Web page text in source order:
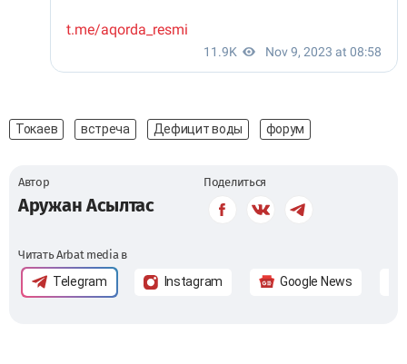
Токаев встреча Дефицит воды форум
Автор
Аружан Асылтас
Поделиться
Читать Arbat media в
Telegram Instagram Google News